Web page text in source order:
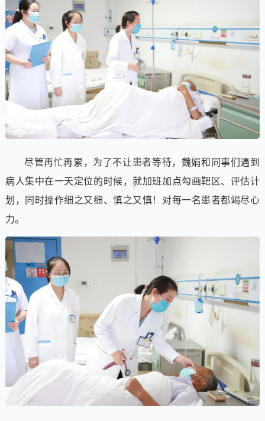
尽管再忙再累，为了不让患者等待，魏娟和同事们遇到
病人集中在一天定位的时候，就加班加点勾画靶区、评估计
划，同时操作细之又细、慎之又慎！对每一名患者都竭尽心
力。